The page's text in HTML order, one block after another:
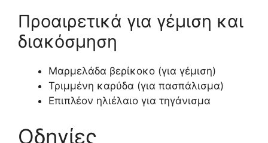
Προαιρετικά για γέμιση και
διακόσμηση
Μαρμελάδα βερίκοκο (για γέμιση)
Τριμμένη καρύδα (για πασπάλισμα)
Επιπλέον ηλιέλαιο για τηγάνισμα
Οδηγίες